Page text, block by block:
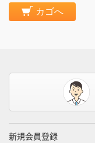
カゴへ
新規会員登録